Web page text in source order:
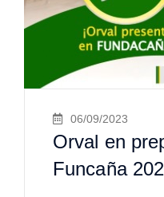
06/09/2023
Orval en
Funcaña